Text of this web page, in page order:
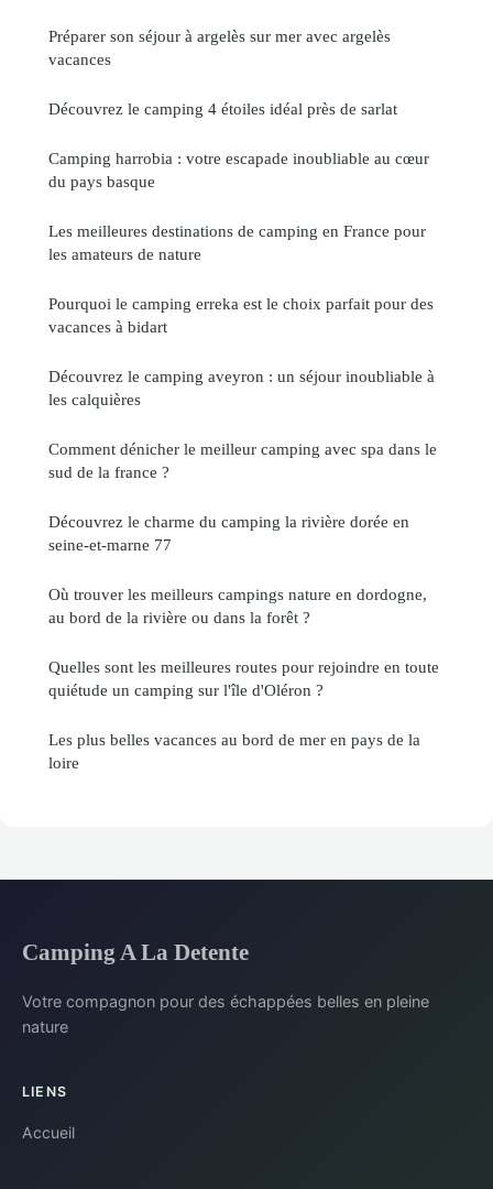
Préparer son séjour à argelès sur mer avec argelès
vacances
Découvrez le camping 4 étoiles idéal près de sarlat
Camping harrobia : votre escapade inoubliable au cœur
du pays basque
Les meilleures destinations de camping en France pour
les amateurs de nature
Pourquoi le camping erreka est le choix parfait pour des
vacances à bidart
Découvrez le camping aveyron : un séjour inoubliable à
les calquières
Comment dénicher le meilleur camping avec spa dans le
sud de la france​ ?
Découvrez le charme du camping la rivière dorée en
seine-et-marne 77
Où trouver les meilleurs campings nature en dordogne,
au bord de la rivière ou dans la forêt ?
Quelles sont les meilleures routes pour rejoindre en toute
quiétude un camping sur l'île d'Oléron ?
Les plus belles vacances au bord de mer en pays de la
loire
Camping A La Detente
Votre compagnon pour des échappées belles en pleine
nature
LIENS
Accueil